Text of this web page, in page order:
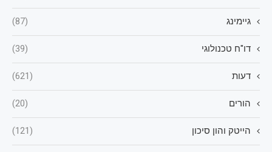
גיימינג (87)
דו"ח טכנולוגי (39)
דעות (621)
הורים (20)
הייטק והון סיכון (121)